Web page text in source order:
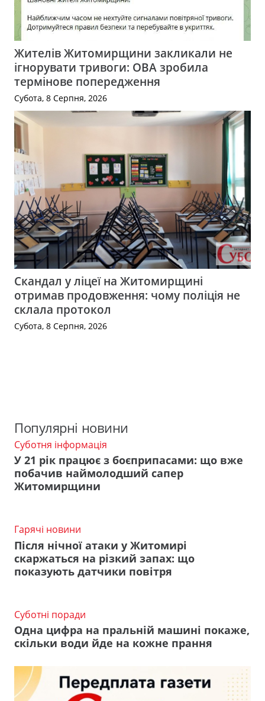
Жителів Житомирщини закликали не
ігнорувати тривоги: ОВА зробила
термінове попередження
Субота, 8 Серпня, 2026
Скандал у ліцеї на Житомирщині
отримав продовження: чому поліція не
склала протокол
Субота, 8 Серпня, 2026
Популярні новини
Суботня інформація
У 21 рік працює з боєприпасами: що вже
побачив наймолодший сапер
Житомирщини
Гарячі новини
Після нічної атаки у Житомирі
скаржаться на різкий запах: що
показують датчики повітря
Суботні поради
Одна цифра на пральній машині покаже,
скільки води йде на кожне прання